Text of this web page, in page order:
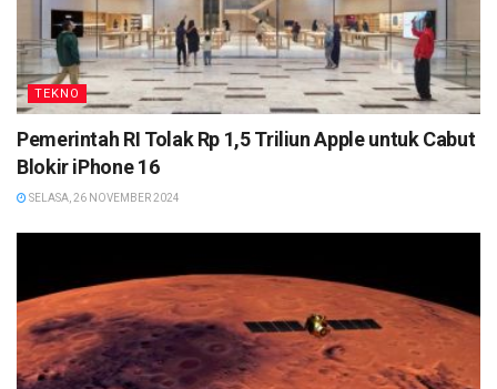
TEKNO
Pemerintah RI Tolak Rp 1,5 Triliun Apple untuk Cabut
Blokir iPhone 16
SELASA, 26 NOVEMBER 2024